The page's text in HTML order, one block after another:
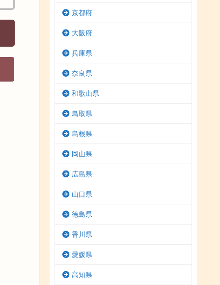
京都府
大阪府
兵庫県
奈良県
和歌山県
鳥取県
島根県
岡山県
広島県
山口県
徳島県
香川県
愛媛県
高知県